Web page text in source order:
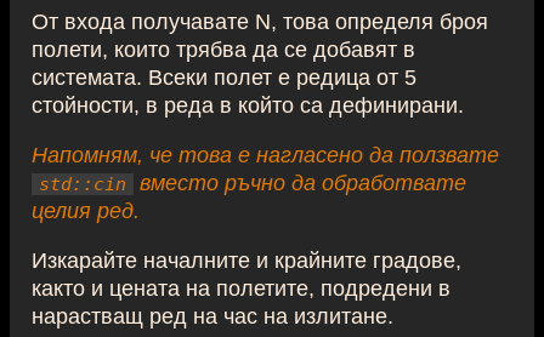
От входа получавате N, това определя броя
полети, които трябва да се добавят в
системата. Всеки полет е редица от 5
стойности, в реда в който са дефинирани.
Напомням, че това е нагласено да ползвате
std::cin
вместо ръчно да обработвате
целия ред.
Изкарайте началните и крайните градове,
както и цената на полетите, подредени в
нарастващ ред на час на излитане.